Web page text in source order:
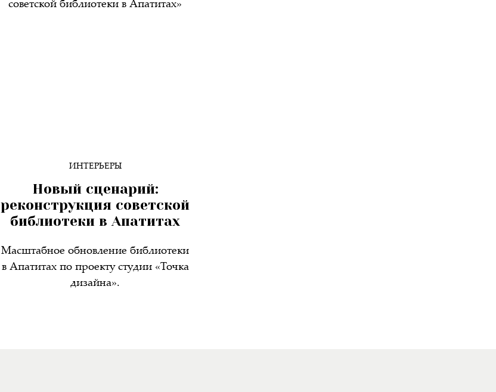
ИНТЕРЬЕРЫ
Новый сценарий:
реконструкция советской
библиотеки в Апатитах
Масштабное обновление библиотеки
в Апатитах по проекту студии «Точка
дизайна».